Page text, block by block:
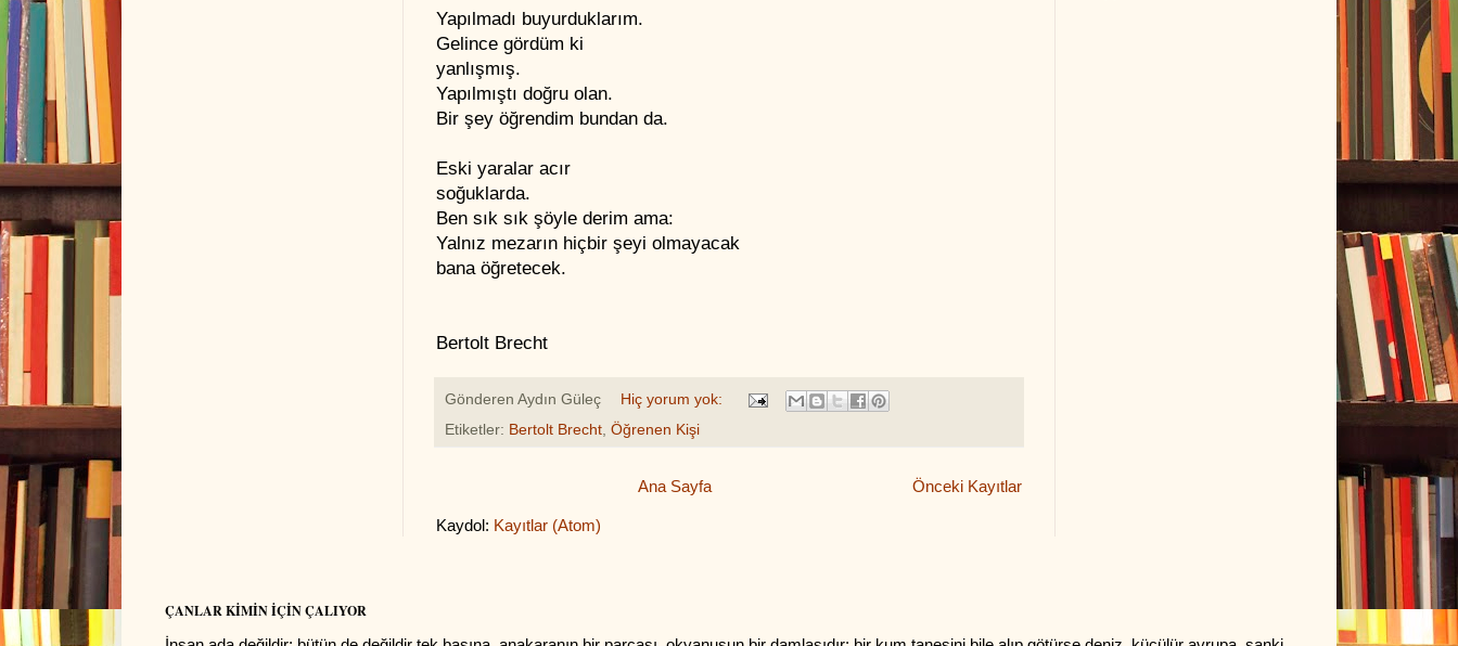
Yapılmadı buyurduklarım.
Gelince gördüm ki
yanlışmış.
Yapılmıştı doğru olan.
Bir şey öğrendim bundan da.
Eski yaralar acır
soğuklarda.
Ben sık sık şöyle derim ama:
Yalnız mezarın hiçbir şeyi olmayacak
bana öğretecek.
Bertolt Brecht
Gönderen Aydın Güleç
Hiç yorum yok:
Etiketler: Bertolt Brecht, Öğrenen Kişi
Önceki Kayıtlar
Ana Sayfa
Kaydol: Kayıtlar (Atom)
ÇANLAR KİMİN İÇİN ÇALIYOR